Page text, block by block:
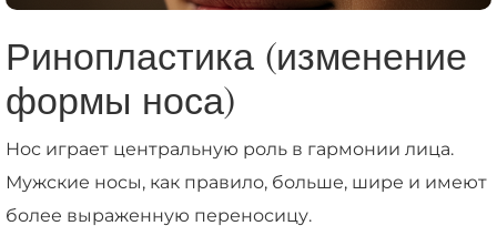
Ринопластика (изменение
формы носа)
Нос играет центральную роль в гармонии лица.
Мужские носы, как правило, больше, шире и имеют
более выраженную переносицу.